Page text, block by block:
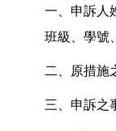
一、申訴人
班級、學號
二、原措施
三、申訴之